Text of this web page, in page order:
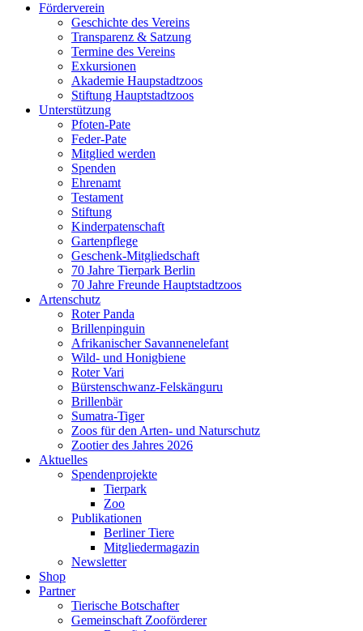
Förderverein
Geschichte des Vereins
Transparenz & Satzung
Termine des Vereins
Exkursionen
Akademie Haupstadtzoos
Stiftung Hauptstadtzoos
Unterstützung
Pfoten-Pate
Feder-Pate
Mitglied werden
Spenden
Ehrenamt
Testament
Stiftung
Kinderpatenschaft
Gartenpflege
Geschenk-Mitgliedschaft
70 Jahre Tierpark Berlin
70 Jahre Freunde Hauptstadtzoos
Artenschutz
Roter Panda
Brillenpinguin
Afrikanischer Savannenelefant
Wild- und Honigbiene
Roter Vari
Bürstenschwanz-Felskänguru
Brillenbär
Sumatra-Tiger
Zoos für den Arten- und Naturschutz
Zootier des Jahres 2026
Aktuelles
Spendenprojekte
Tierpark
Zoo
Publikationen
Berliner Tiere
Mitgliedermagazin
Newsletter
Shop
Partner
Tierische Botschafter
Gemeinschaft Zooförderer